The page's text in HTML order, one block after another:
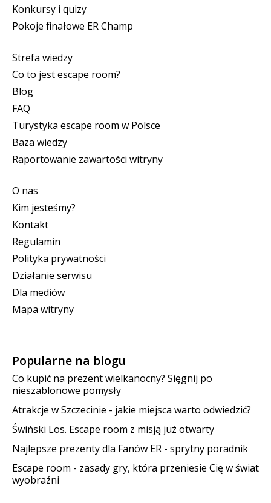
Konkursy i quizy
Pokoje finałowe ER Champ
Strefa wiedzy
Co to jest escape room?
Blog
FAQ
Turystyka escape room w Polsce
Baza wiedzy
Raportowanie zawartości witryny
O nas
Kim jesteśmy?
Kontakt
Regulamin
Polityka prywatności
Działanie serwisu
Dla mediów
Mapa witryny
Popularne na blogu
Co kupić na prezent wielkanocny? Sięgnij po
nieszablonowe pomysły
Atrakcje w Szczecinie - jakie miejsca warto odwiedzić?
Świński Los. Escape room z misją już otwarty
Najlepsze prezenty dla Fanów ER - sprytny poradnik
Escape room - zasady gry, która przeniesie Cię w świat
wyobraźni